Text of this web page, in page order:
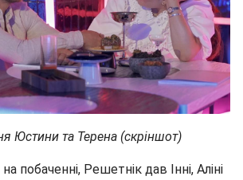
Юстини та Терена (скріншот)
побаченні, Решетнік дав Інні, Аліні